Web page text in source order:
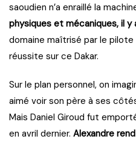
saoudien n’a enraillé la
physiques et mécaniques, il y
domaine maîtrisé par le
réussite sur ce Dakar.
Sur le plan personnel, on
aimé voir son père à ses
Mais Daniel Giroud fut
en avril dernier. Alexandre